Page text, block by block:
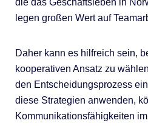
die das Geschäftsleben in
legen großen Wert auf
Daher kann es hilfreich sein,
kooperativen Ansatz zu
den Entscheidungsprozess
diese Strategien anwenden,
Kommunikationsfähigkeiten